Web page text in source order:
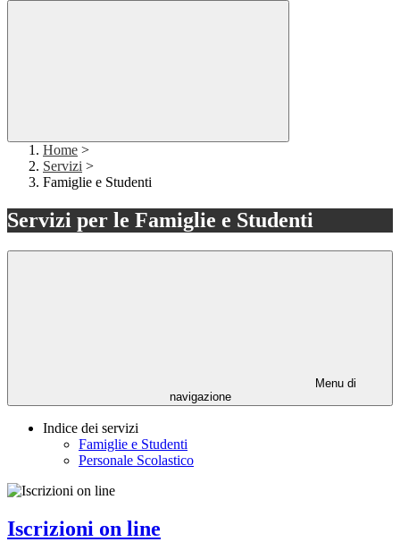
Home >
Servizi >
Famiglie e Studenti
Servizi per le Famiglie e Studenti
Menu di
navigazione
Indice dei servizi
Famiglie e Studenti
Personale Scolastico
Iscrizioni on line